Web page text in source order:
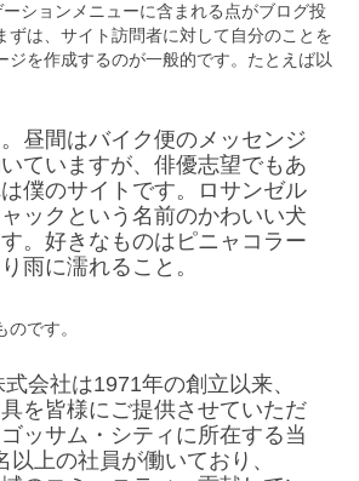
の成分表
用者体験談
コラム
事コラム
ーポリシー
ションメニューに含まれる点がブログ投
ずは、サイト訪問者に対して自分のことを
ジを作成するのが一般的です。たとえば以
昼間はバイク便のメッセンジ
ていますが、俳優志望でもあ
僕のサイトです。ロサンゼル
ックという名前のかわいい犬
。好きなものはピニャコラー
雨に濡れること。
です。
会社は1971年の創立以来、
を皆様にご提供させていただ
ッサム・シティに所在する当
以上の社員が働いており、